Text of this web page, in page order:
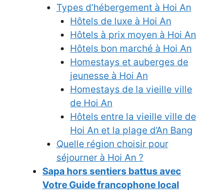
Types d’hébergement à Hoi An
Hôtels de luxe à Hoi An
Hôtels à prix moyen à Hoi An
Hôtels bon marché à Hoi An
Homestays et auberges de
jeunesse à Hoi An
Homestays de la vieille ville
de Hoi An
Hôtels entre la vieille ville de
Hoi An et la plage d’An Bang
Quelle région choisir pour
séjourner à Hoi An ?
Sapa hors sentiers battus avec
Votre Guide francophone local